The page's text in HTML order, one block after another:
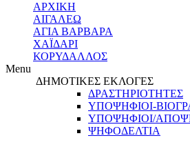
ΑΡΧΙΚΗ
ΑΙΓΑΛΕΩ
ΑΓΙΑ ΒΑΡΒΑΡΑ
ΧΑΪΔΑΡΙ
ΚΟΡΥΔΑΛΛΟΣ
Menu
ΔΗΜΟΤΙΚΕΣ ΕΚΛΟΓΕΣ
ΔΡΑΣΤΗΡΙΟΤΗΤΕΣ
ΥΠΟΨΗΦΙΟΙ-
ΥΠΟΨΗΦΙΟΙ/
ΨΗΦΟΔΕΛΤΙΑ